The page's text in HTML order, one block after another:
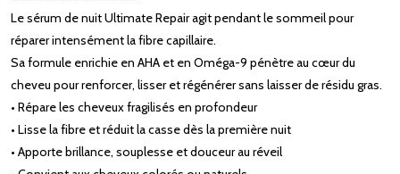
Le sérum de nuit Ultimate Repair agit pendant le sommeil pour
réparer intensément la fibre capillaire.
Sa formule enrichie en AHA et en Oméga-9 pénètre au cœur du
cheveu pour renforcer, lisser et régénérer sans laisser de résidu gras.
• Répare les cheveux fragilisés en profondeur
• Lisse la fibre et réduit la casse dès la première nuit
• Apporte brillance, souplesse et douceur au réveil